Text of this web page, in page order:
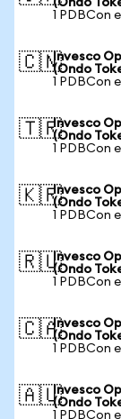
(Ondo
1 PDBCon
🇨🇳Invesco
(Ondo
1 PDBCon
🇹🇷Invesco
(Ondo
1 PDBCon
🇰🇷Invesco
(Ondo
1 PDBCon
🇷🇺Invesco
(Ondo
1 PDBCon
🇨🇦Invesco
(Ondo
1 PDBCon
🇦🇺Invesco
(Ondo
1 PDBCon